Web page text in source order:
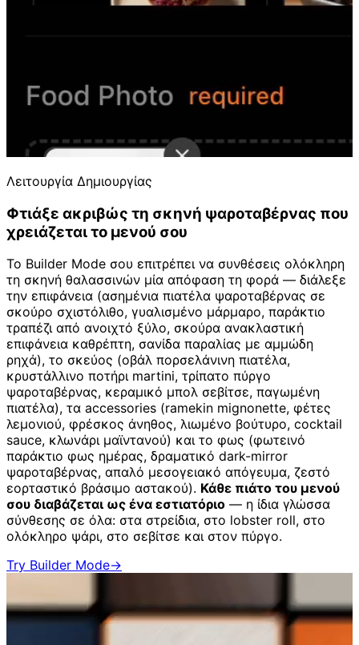
Λειτουργία Δημιουργίας
Φτιάξε ακριβώς τη σκηνή ψαροταβέρνας που
χρειάζεται το μενού σου
Το Builder Mode σου επιτρέπει να συνθέσεις ολόκληρη
τη σκηνή θαλασσινών μία απόφαση τη φορά — διάλεξε
την επιφάνεια (ασημένια πιατέλα ψαροταβέρνας σε
σκούρο σχιστόλιθο, γυαλισμένο μάρμαρο, παράκτιο
τραπέζι από ανοιχτό ξύλο, σκούρα ανακλαστική
επιφάνεια καθρέπτη, σανίδα παραλίας με αμμώδη
ρηχά), το σκεύος (οβάλ πορσελάνινη πιατέλα,
κρυστάλλινο ποτήρι martini, τρίπατο πύργο
ψαροταβέρνας, κεραμικό μπολ σεβίτσε, παγωμένη
πιατέλα), τα accessories (ramekin mignonette, φέτες
λεμονιού, φρέσκος άνηθος, λιωμένο βούτυρο, cocktail
sauce, κλωνάρι μαϊντανού) και το φως (φωτεινό
παράκτιο φως ημέρας, δραματικό dark-mirror
ψαροταβέρνας, απαλό μεσογειακό απόγευμα, ζεστό
εορταστικό βράσιμο αστακού). Κάθε πιάτο του μενού
σου διαβάζεται ως ένα εστιατόριο — η ίδια γλώσσα
σύνθεσης σε όλα: στα στρείδια, στο lobster roll, στο
ολόκληρο ψάρι, στο σεβίτσε και στον πύργο.
Try Builder Mode→